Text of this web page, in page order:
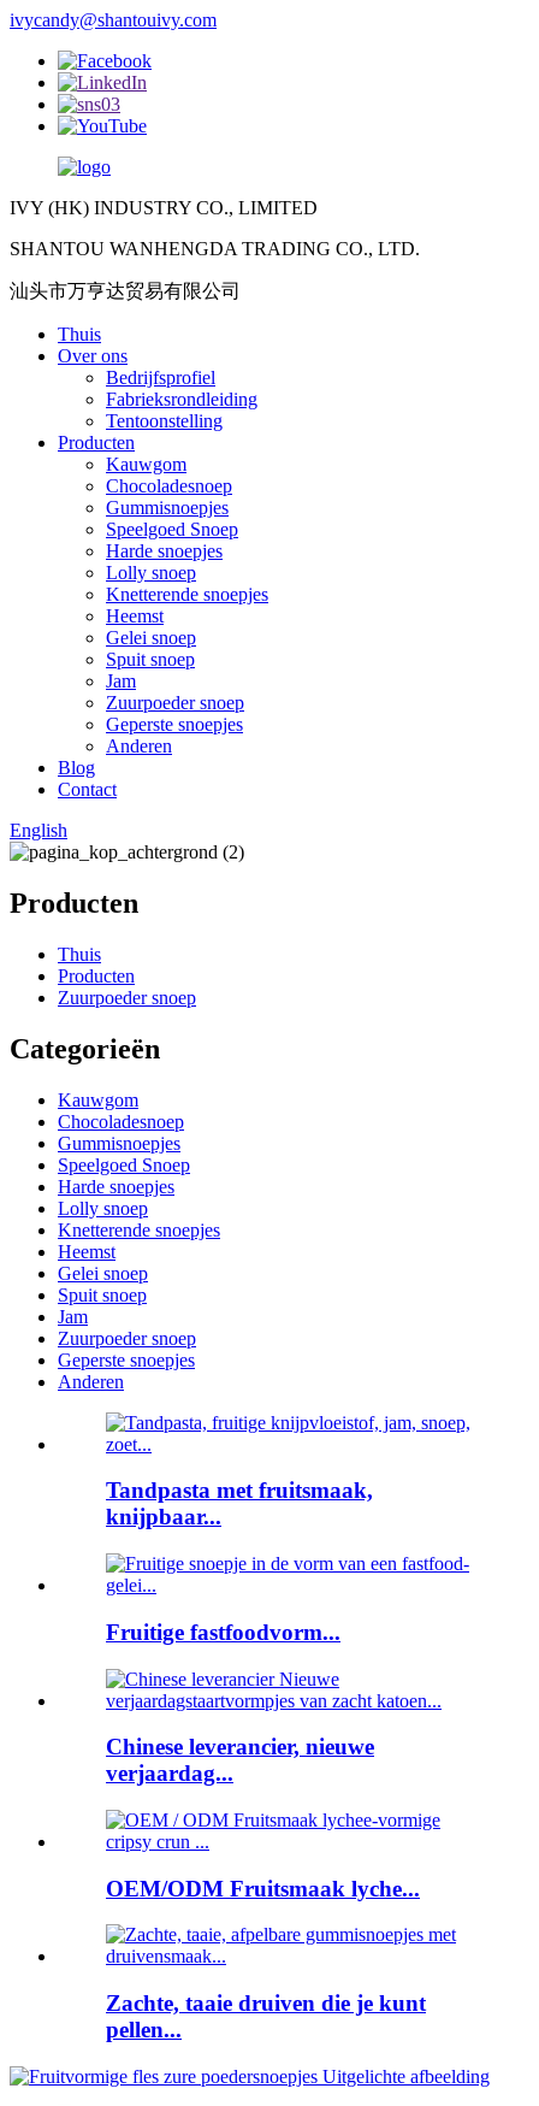
ivycandy@shantouivy.com
IVY (HK) INDUSTRY CO., LIMITED
SHANTOU WANHENGDA TRADING CO., LTD.
汕头市万亨达贸易有限公司
Thuis
Over ons
Bedrijfsprofiel
Fabrieksrondleiding
Tentoonstelling
Producten
Kauwgom
Chocoladesnoep
Gummisnoepjes
Speelgoed Snoep
Harde snoepjes
Lolly snoep
Knetterende snoepjes
Heemst
Gelei snoep
Spuit snoep
Jam
Zuurpoeder snoep
Geperste snoepjes
Anderen
Blog
Contact
English
Producten
Thuis
Producten
Zuurpoeder snoep
Categorieën
Kauwgom
Chocoladesnoep
Gummisnoepjes
Speelgoed Snoep
Harde snoepjes
Lolly snoep
Knetterende snoepjes
Heemst
Gelei snoep
Spuit snoep
Jam
Zuurpoeder snoep
Geperste snoepjes
Anderen
Tandpasta met fruitsmaak,
knijpbaar...
Fruitige fastfoodvorm...
Chinese leverancier, nieuwe
verjaardag...
OEM/ODM Fruitsmaak lyche...
Zachte, taaie druiven die je kunt
pellen...